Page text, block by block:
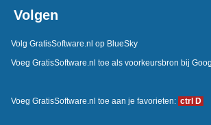
Volgen
Volg GratisSoftware.nl op BlueSky
Voeg GratisSoftware.nl toe als voorkeursbron bij
Voeg GratisSoftware.nl toe aan je favorieten: ctrl D